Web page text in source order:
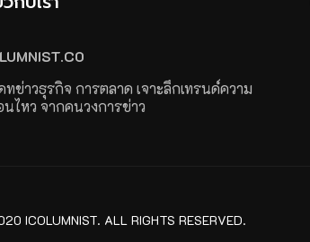
ทข่าวธุรกิจ การตลาด เจาะลึกเทรนด์ความ
นไหว จากคนวงการข่าว
ICOLUMNIST. ALL RIGHTS RESERVED.